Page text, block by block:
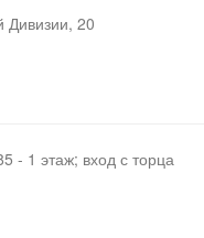
Дивизии, 20
- 1 этаж; вход с торца